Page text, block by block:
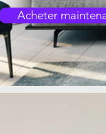
Acheter